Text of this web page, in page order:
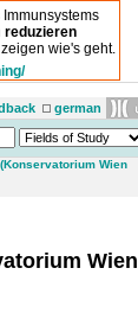
reduzieren
wie's geht.
german
Wien
Wien